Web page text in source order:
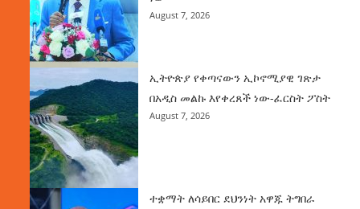
August 7, 2026
ኢትዮጵያ የቀጣናውን ኢኮኖሚያዊ ገጽታ
በአዲስ መልኩ እየቀረጸች ነው-ፈርስት ፖስት
August 7, 2026
ተቋማት ለሳይበር ደህንነት አዋጁ ትግበራ